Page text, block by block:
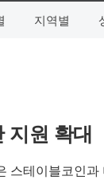
지역별
지원 확대
스테이블코인